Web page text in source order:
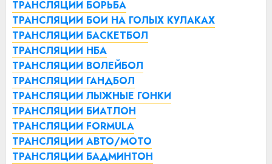
ТРАНСЛЯЦИИ БОРЬБА
ТРАНСЛЯЦИИ БОИ НА ГОЛЫХ КУЛАКАХ
ТРАНСЛЯЦИИ БАСКЕТБОЛ
ТРАНСЛЯЦИИ НБА
ТРАНСЛЯЦИИ ВОЛЕЙБОЛ
ТРАНСЛЯЦИИ ГАНДБОЛ
ТРАНСЛЯЦИИ ЛЫЖНЫЕ ГОНКИ
ТРАНСЛЯЦИИ БИАТЛОН
ТРАНСЛЯЦИИ FORMULA
ТРАНСЛЯЦИИ АВТО/МОТО
ТРАНСЛЯЦИИ БАДМИНТОН